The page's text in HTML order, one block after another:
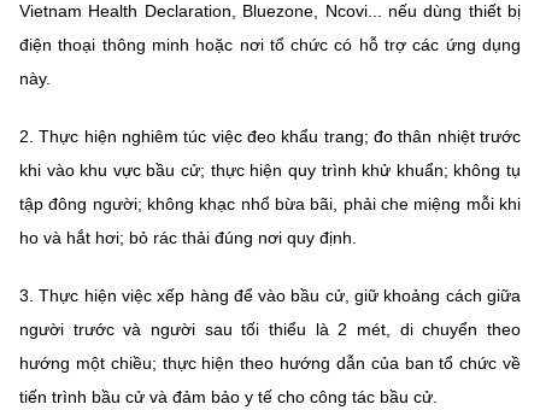
Vietnam Health Declaration, Bluezone, Ncovi... nếu dùng thiết bị
điện thoại thông minh hoặc nơi tổ chức có hỗ trợ các ứng dụng
này.
2.Thực hiện nghiêmtúc việc đeo khẩu trang;đo thân nhiệt trước
khi vào khu vực bầu cử; thực hiện quy trình khử khuẩn; không tụ
tập đông người; không khạc nhổ bừa bãi, phảiche miệng mỗi khi
ho và hắt hơi; bỏ rác thải đúng nơi quy định.
3.Thực hiện việc xếp hàng để vào bầu cử, giữ khoảng cách giữa
người trước và người sau tối thiểu là 2 mét, di chuyển theo
hướng một chiều; thực hiện theo hướng dẫn của ban tổ chức về
tiến trình bầu cử và đảm bảo y tế cho công tác bầu cử.